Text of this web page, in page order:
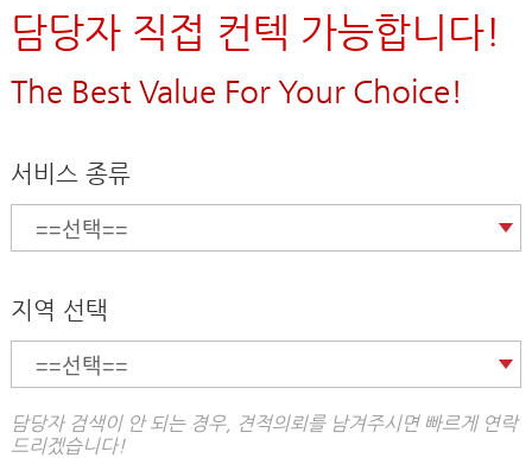
담당자 직접 컨텍 가능합니다!
The Best Value For Your Choice!
서비스 종류
지역 선택
담당자 검색이 안 되는 경우, 견적의뢰를 남겨주시면 빠르게 연락
드리겠습니다!